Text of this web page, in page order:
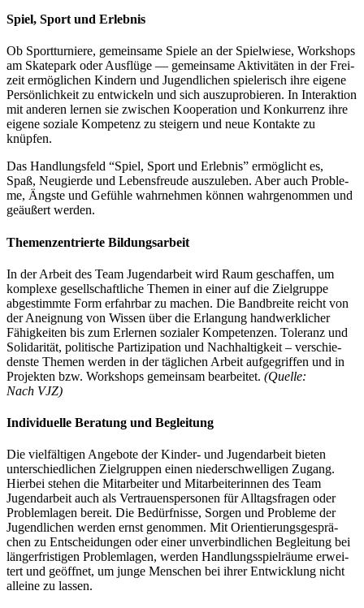
Spiel, Sport und Erlebnis
Ob Sport­tur­nie­re, gemein­sa­me Spie­le an der Spiel­wie­se, Work­shops
am Skate­park oder Aus­flü­ge — gemein­sa­me Akti­vi­tä­ten in der Frei­
zeit ermög­li­chen Kin­dern und Jugend­li­chen spie­le­risch ihre eige­ne
Per­sön­lich­keit zu ent­wi­ckeln und sich aus­zu­pro­bie­ren. In Inter­ak­ti­on
mit ande­ren ler­nen sie zwi­schen Koope­ra­ti­on und Kon­kur­renz ihre
eige­ne sozia­le Kom­pe­tenz zu stei­gern und neue Kon­tak­te zu
knüpfen.
Das Hand­lungs­feld “Spiel, Sport und Erleb­nis” ermög­licht es,
Spaß, Neu­gier­de und Lebens­freu­de aus­zu­le­ben. Aber auch Pro­ble­
me, Ängs­te und Gefüh­le wahr­neh­men kön­nen wahr­ge­nom­men und
geäu­ßert werden.
The­men­zen­trier­te Bildungsarbeit
In der Arbeit des Team Jugend­ar­beit wird Raum geschaf­fen, um
kom­ple­xe gesell­schaft­li­che The­men in einer auf die Ziel­grup­pe
abge­stimm­te Form erfahr­bar zu machen. Die Band­brei­te reicht von
der Aneig­nung von Wis­sen über die Erlan­gung hand­werk­li­cher
Fähig­kei­ten bis zum Erler­nen sozia­ler Kom­pe­ten­zen. Tole­ranz und
Soli­da­ri­tät, poli­ti­sche Par­ti­zi­pa­ti­on und Nach­hal­tig­keit – ver­schie­
dens­te The­men wer­den in der täg­li­chen Arbeit auf­ge­grif­fen und in
Pro­jek­ten bzw. Work­shops gemein­sam bear­bei­tet. (Quel­le:
Nach VJZ)
Indi­vi­du­el­le Bera­tung und Begleitung
Die viel­fäl­ti­gen Ange­bo­te der Kin­­der- und Jugend­ar­beit bie­ten
unter­schied­li­chen Ziel­grup­pen einen nie­der­schwel­li­gen Zugang.
Hier­bei ste­hen die Mit­ar­bei­ter und Mit­ar­bei­te­rin­nen des Team
Jugend­ar­beit auch als Ver­trau­ens­per­so­nen für All­tags­fra­gen oder
Pro­blem­la­gen bereit. Die Bedürf­nis­se, Sor­gen und Pro­ble­me der
Jugend­li­chen wer­den ernst genom­men. Mit Ori­en­tie­rungs­ge­sprä­
chen zu Ent­schei­dun­gen oder einer unver­bind­li­chen Beglei­tung bei
län­ger­fris­ti­gen Pro­blem­la­gen, wer­den Hand­lungs­spiel­räu­me erwei­
tert und geöff­net, um jun­ge Men­schen bei ihrer Ent­wick­lung nicht
allei­ne zu lassen.